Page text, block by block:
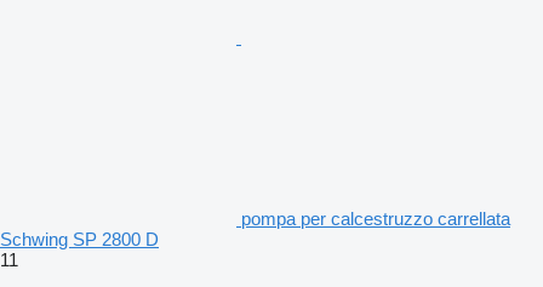
pompa per calcestruzzo carrellata
Schwing SP 2800 D
11